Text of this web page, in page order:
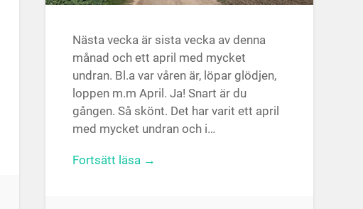
Nästa vecka är sista vecka av denna
månad och ett april med mycket
undran. Bl.a var våren är, löpar glödjen,
loppen m.m April. Ja! Snart är du
gången. Så skönt. Det har varit ett april
med mycket undran och i…
Fortsätt läsa →